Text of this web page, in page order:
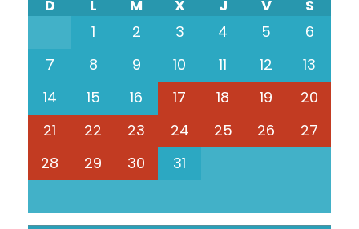
D L M X J V
S
1
2 3 4 5
6
7
8 9 10 11 12
13
14
15 16 17 18 19
20
21
22 23 24 25 26
27
28
29 30 31